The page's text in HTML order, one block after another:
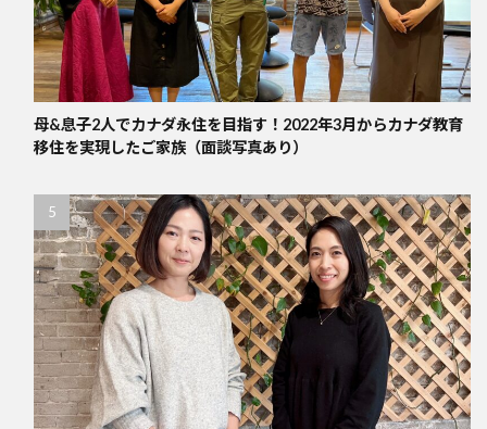
母&息子2人でカナダ永住を目指す！2022年3月からカナダ教育
移住を実現したご家族（面談写真あり）